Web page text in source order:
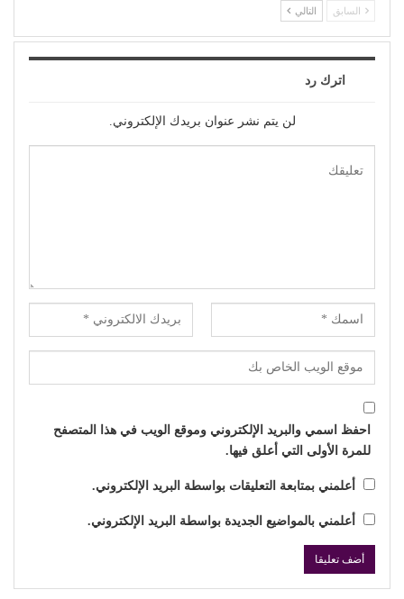
السابق التالي
اترك رد
لن يتم نشر عنوان بريدك الإلكتروني.
احفظ اسمي والبريد الإلكتروني وموقع الويب في هذا المتصفح
للمرة الأولى التي أعلق فيها.
أعلمني بمتابعة التعليقات بواسطة البريد الإلكتروني.
أعلمني بالمواضيع الجديدة بواسطة البريد الإلكتروني.